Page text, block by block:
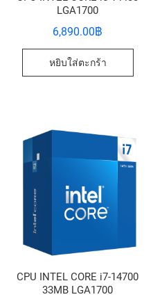
LGA1700
6,890.00฿
หยิบใส่ตะกร้า
CPU INTEL CORE i7-14700
33MB LGA1700